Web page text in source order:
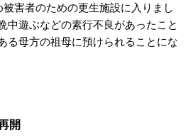
害者のための更生施設に入りまし
中遊ぶなどの素行不良があったこと
る母方の祖母に預けられることにな
開